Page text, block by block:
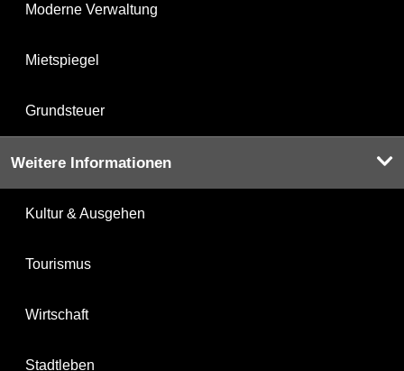
Moderne Verwaltung
Mietspiegel
Grundsteuer
Weitere Informationen
Kultur & Ausgehen
Tourismus
Wirtschaft
Stadtleben